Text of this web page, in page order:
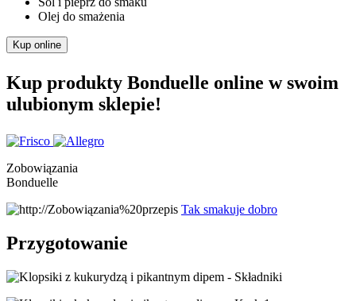
Olej do smażenia
Kup online
Kup produkty Bonduelle online w swoim
ulubionym sklepie!
Zobowiązania
Bonduelle
Tak smakuje dobro
Przygotowanie